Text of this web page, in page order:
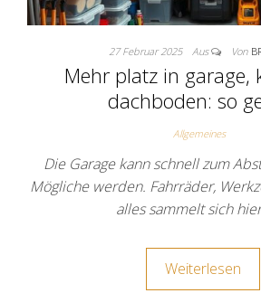
27 Februar 2025 Aus Von
Mehr platz in garage,
dachboden: so
Allgemeines
Die Garage kann schnell zum
Mögliche werden. Fahrräder,
alles sammelt sich
Weiterlesen